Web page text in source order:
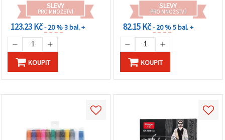
SLEVY
PRO MNOŽSTVÍ
123.23 Kč- 20 %3 bal. +
KOUPIT
SLEVY
PRO MNOŽSTVÍ
82.15 Kč- 20 %5 bal. +
KOUPIT